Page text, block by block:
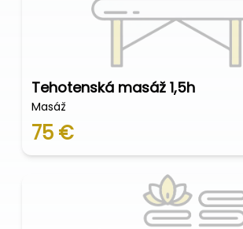
Tehotenská masáž 1,5h
Masáž
75 €